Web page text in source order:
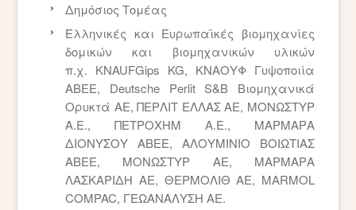
Δημόσιος Τομέας
Ελληνικές και Ευρωπαϊκές βιομηχανίες
δομικών και βιομηχανικών υλικών
π.χ. KNAUFGips KG, ΚΝΑΟΥΦ Γυψοποιία
ΑΒΕΕ, Deutsche Perlit S&B Βιομηχανικά
Ορυκτά ΑΕ, ΠΕΡΛIΤ ΕΛΛΑΣ ΑΕ, ΜΟΝΩΣΤΥΡ
Α.Ε., ΠΕΤΡΟΧΗΜ Α.Ε., ΜΑΡΜΑΡΑ
ΔΙΟΝΥΣΟΥ ΑΒΕΕ, ΑΛΟΥΜΙΝΙΟ ΒΟΙΩΤΙΑΣ
ΑΒΕΕ, ΜΟNΩΣΤΥΡ ΑΕ, ΜΑΡΜΑΡΑ
ΛΑΣΚΑΡΙΔΗ ΑΕ, ΘΕΡΜΟΛΙΘ ΑΕ, MARMOL
COMPAC, ΓΕΩΑΝΑΛΥΣΗ ΑΕ.